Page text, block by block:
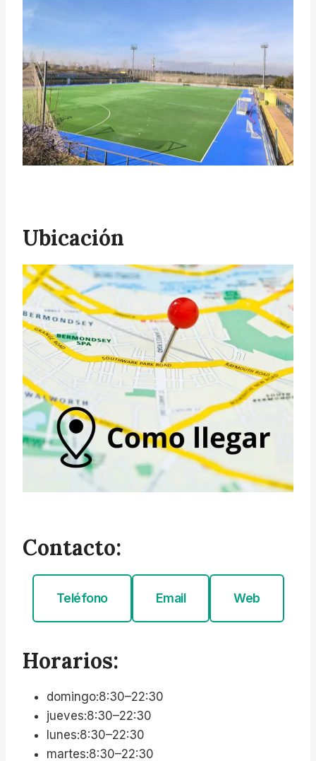
Ubicación
Contacto:
Teléfono Email Web
Horarios:
domingo:8:30–22:30
jueves:8:30–22:30
lunes:8:30–22:30
martes:8:30–22:30